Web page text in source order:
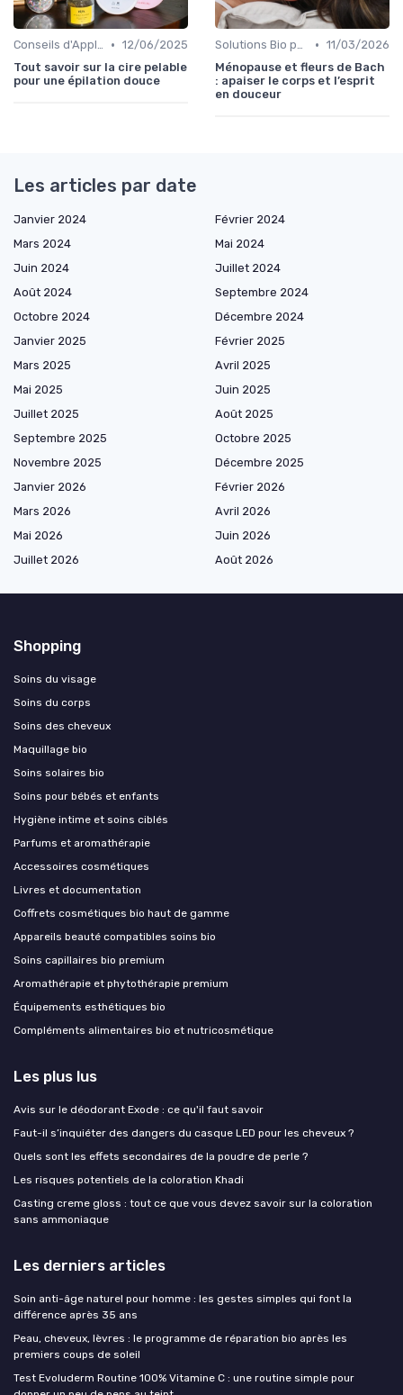
Conseils d'Application • 12/06/2025
Tout savoir sur la cire pelable
pour une épilation douce
Solutions Bio pour Problèmes de Peau • 11/03/2026
Ménopause et fleurs de Bach
: apaiser le corps et l’esprit
en douceur
Les articles par date
Janvier 2024
Février 2024
Mars 2024
Mai 2024
Juin 2024
Juillet 2024
Août 2024
Septembre 2024
Octobre 2024
Décembre 2024
Janvier 2025
Février 2025
Mars 2025
Avril 2025
Mai 2025
Juin 2025
Juillet 2025
Août 2025
Septembre 2025
Octobre 2025
Novembre 2025
Décembre 2025
Janvier 2026
Février 2026
Mars 2026
Avril 2026
Mai 2026
Juin 2026
Juillet 2026
Août 2026
Shopping
Soins du visage
Soins du corps
Soins des cheveux
Maquillage bio
Soins solaires bio
Soins pour bébés et enfants
Hygiène intime et soins ciblés
Parfums et aromathérapie
Accessoires cosmétiques
Livres et documentation
Coffrets cosmétiques bio haut de gamme
Appareils beauté compatibles soins bio
Soins capillaires bio premium
Aromathérapie et phytothérapie premium
Équipements esthétiques bio
Compléments alimentaires bio et nutricosmétique
Les plus lus
Avis sur le déodorant Exode : ce qu'il faut savoir
Faut-il s’inquiéter des dangers du casque LED pour les cheveux ?
Quels sont les effets secondaires de la poudre de perle ?
Les risques potentiels de la coloration Khadi
Casting creme gloss : tout ce que vous devez savoir sur la coloration
sans ammoniaque
Les derniers articles
Soin anti-âge naturel pour homme : les gestes simples qui font la
différence après 35 ans
Peau, cheveux, lèvres : le programme de réparation bio après les
premiers coups de soleil
Test Evoluderm Routine 100% Vitamine C : une routine simple pour